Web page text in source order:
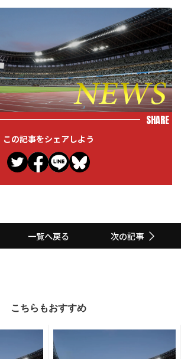
SHARE
この記事をシェアしよう
一覧へ戻る 次の記事
こちらもおすすめ